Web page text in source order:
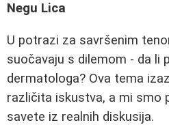
Negu Lica
U potrazi za savršenim
suočavaju s dilemom - da li
dermatologa? Ova tema
različita iskustva, a mi smo
savete iz realnih diskusija.